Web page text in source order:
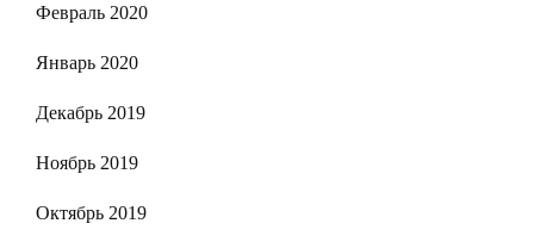
Февраль 2020
Январь 2020
Декабрь 2019
Ноябрь 2019
Октябрь 2019